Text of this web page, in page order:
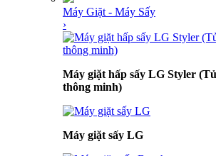
Máy Giặt - Máy Sấy
›
Máy giặt hấp sấy LG Styler
thông minh)
Máy giặt sấy LG